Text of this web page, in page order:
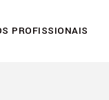
PROFISSIONAIS